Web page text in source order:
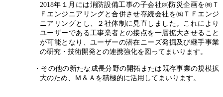
2018年１月には消防設備工事の子会社㈱防災企画を㈱Ｔ
Ｆエンジニアリングと合併させ存続会社を㈱ＴＦエンジ
ニアリングとし、２社体制に見直しました。これにより
ユーザーである工事業者との接点を一層拡大させること
が可能となり、ユーザーの潜在ニーズ発掘及び継手事業
の研究・技術開発との連携強化を図ってまいります。
・その他の新たな成長分野の開拓または既存事業の規模拡
大のため、Ｍ＆Ａを積極的に活用してまいります。